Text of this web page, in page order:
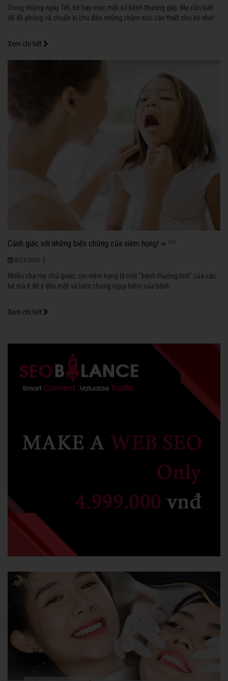
Trong những ngày Tết, bé hay mắc một số bệnh thường gặp. Mẹ cần biết
để đề phòng và chuẩn bị chu đáo những chăm sóc cần thiết cho bé nhé!
Xem chi tiết
Cảnh giác với những biến chứng của viêm họng! 865
8/23/2020
Nhiều cha mẹ chủ quan, coi viêm họng là một “bệnh thường tình” của các
bé mà ít để ý đến một số biến chứng nguy hiểm của bệnh.
Xem chi tiết